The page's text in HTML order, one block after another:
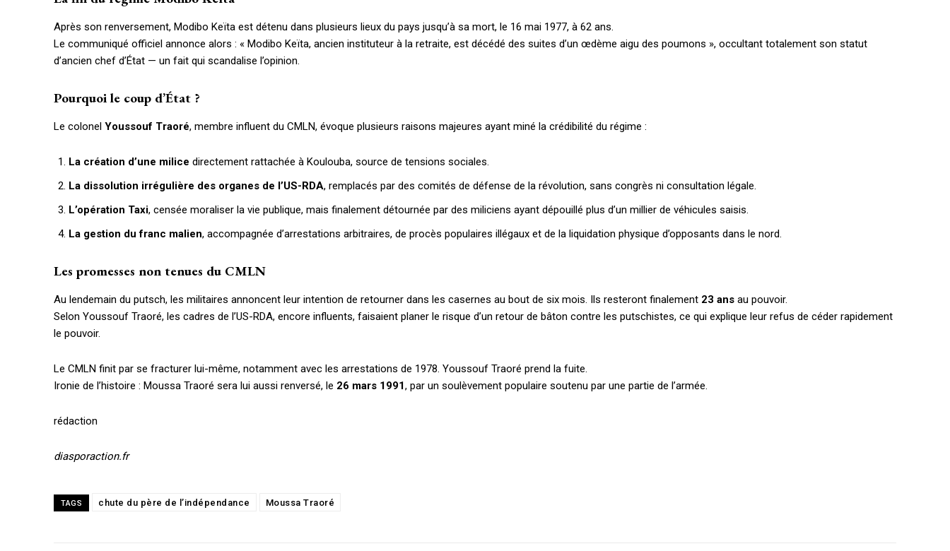
Plans d'abonnement
Accès gratuit
Gratuit
Annonces
Tous les articles
$22 / an placeholder text
Tous les articles
Annonces
MENSUEL
Après son renversement, Modibo Keïta est détenu dans plusieurs lieux du pays jusqu’à sa mort, le 16 mai 1977, à 62 ans.
Le communiqué officiel annonce alors : « Modibo Keïta, ancien instituteur à la retraite, est décédé des suites d’un œdème aigu des poumons », occultant totalement son statut
d’ancien chef d’État — un fait qui scandalise l’opinion.
Pourquoi le coup d’État ?
Le colonel Youssouf Traoré, membre influent du CMLN, évoque plusieurs raisons majeures ayant miné la crédibilité du régime :
La création d’une milice directement rattachée à Koulouba, source de tensions sociales.
La dissolution irrégulière des organes de l’US-RDA, remplacés par des comités de défense de la révolution, sans congrès ni consultation légale.
L’opération Taxi, censée moraliser la vie publique, mais finalement détournée par des miliciens ayant dépouillé plus d’un millier de véhicules saisis.
La gestion du franc malien, accompagnée d’arrestations arbitraires, de procès populaires illégaux et de la liquidation physique d’opposants dans le nord.
Les promesses non tenues du CMLN
Au lendemain du putsch, les militaires annoncent leur intention de retourner dans les casernes au bout de six mois. Ils resteront finalement 23 ans au pouvoir.
Selon Youssouf Traoré, les cadres de l’US-RDA, encore influents, faisaient planer le risque d’un retour de bâton contre les putschistes, ce qui explique leur refus de céder rapidement
le pouvoir.
Le CMLN finit par se fracturer lui-même, notamment avec les arrestations de 1978. Youssouf Traoré prend la fuite.
Ironie de l’histoire : Moussa Traoré sera lui aussi renversé, le 26 mars 1991, par un soulèvement populaire soutenu par une partie de l’armée.
rédaction
diasporaction.fr
TAGS chute du père de l’indépendance Moussa Traoré